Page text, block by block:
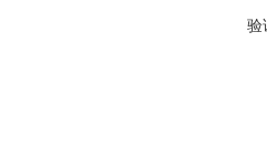
验